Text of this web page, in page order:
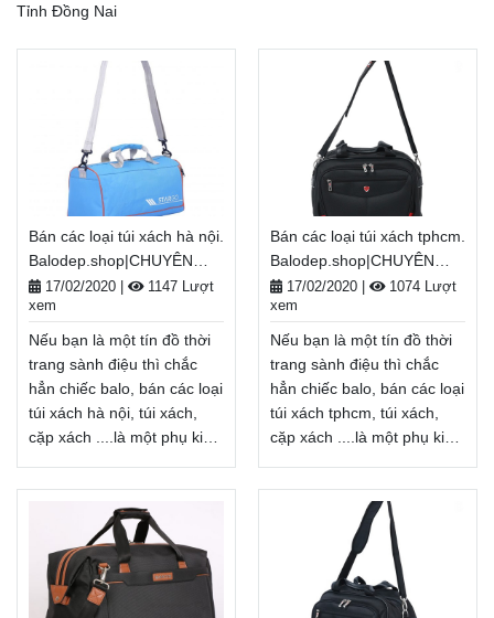
Tỉnh Đồng Nai
Bán các loại túi xách hà nội.
Balodep.shop|CHUYÊN
BALO-TÚI XÁCH–VALI ĐẸP
17/02/2020
1147 Lượt
xem
Nếu bạn là một tín đồ thời
trang sành điệu thì chắc
hẳn chiếc balo, bán các loại
túi xách hà nội, túi xách,
cặp xách ....là một phụ kiện
loại túi xách hà nội không
chỉ là một vật dụng cần
thiết để mang
theo giày, bảo quản đồ
dùng cá nhân... mà còn là
một phụ kiện thời trang
Bán các loại túi xách tphcm.
Balodep.shop|CHUYÊN
BALO-TÚI XÁCH–VALI ĐẸP
17/02/2020
1074 Lượt
xem
Nếu bạn là một tín đồ thời
trang sành điệu thì chắc
hẳn chiếc balo, bán các loại
túi xách tphcm, túi xách,
cặp xách ....là một phụ kiện
loại túi xách tphcm không
chỉ là một vật dụng cần
thiết để mang
theo giày, bảo quản đồ
dùng cá nhân... mà còn là
một phụ kiện thời trang